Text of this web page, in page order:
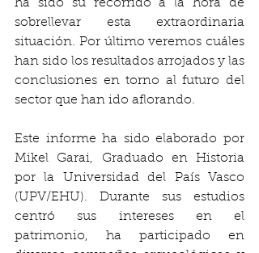
ha sido su recorrido a la hora de
sobrellevar esta extraordinaria
situación. Por último veremos cuáles
han sido los resultados arrojados y las
conclusiones en torno al futuro del
sector que han ido aflorando.
Este informe ha sido elaborado por
Mikel Garai, Graduado en Historia
por la Universidad del País Vasco
(UPV/EHU). Durante sus estudios
centró sus intereses en el
patrimonio, ha participado en